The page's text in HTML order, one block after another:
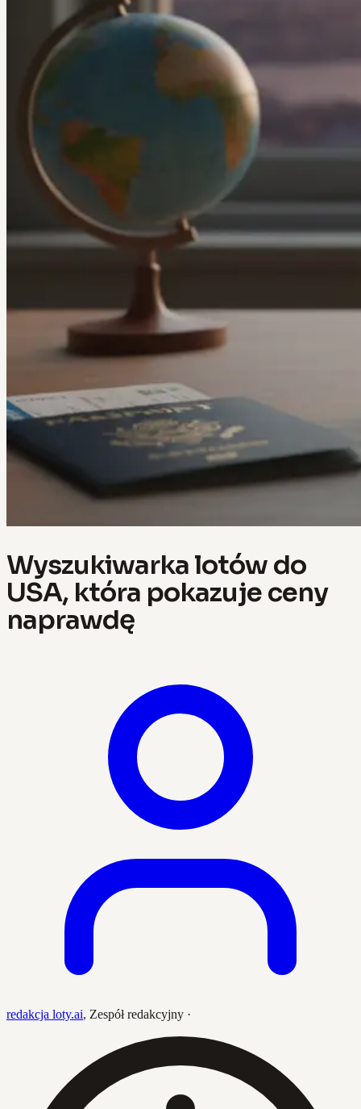
Wyszukiwarka lotów do
USA, która pokazuje ceny
naprawdę
redakcja loty.ai, Zespół redakcyjny ·